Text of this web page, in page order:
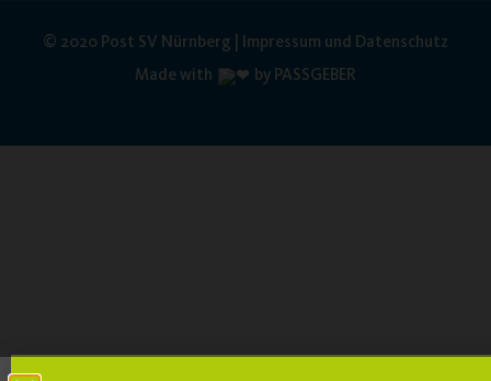
© 2020 Post SV Nürnberg | Impressum und Datenschutz
Made with
by PASSGEBER